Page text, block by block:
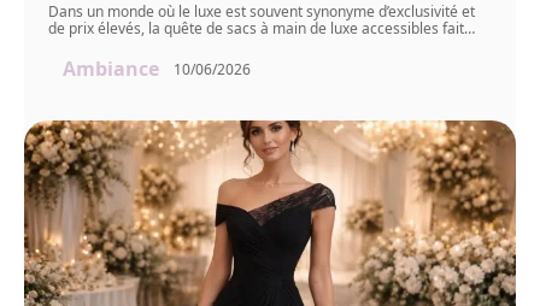
Dans un monde où le luxe est souvent synonyme d’exclusivité et
de prix élevés, la quête de sacs à main de luxe accessibles fait…
Ambiance 10/06/2026